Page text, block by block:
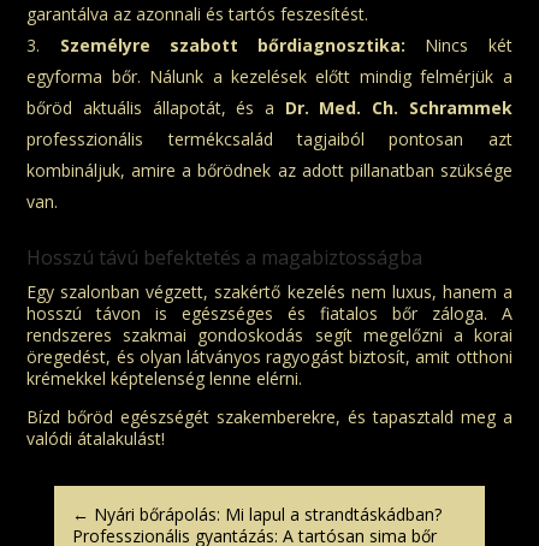
garantálva az azonnali és tartós feszesítést.
Személyre szabott bőrdiagnosztika: Nincs két
egyforma bőr. Nálunk a kezelések előtt mindig felmérjük a
bőröd aktuális állapotát, és a Dr. Med. Ch. Schrammek
professzionális termékcsalád tagjaiból pontosan azt
kombináljuk, amire a bőrödnek az adott pillanatban szüksége
van.
Hosszú távú befektetés a magabiztosságba
Egy szalonban végzett, szakértő kezelés nem luxus, hanem a
hosszú távon is egészséges és fiatalos bőr záloga. A
rendszeres szakmai gondoskodás segít megelőzni a korai
öregedést, és olyan látványos ragyogást biztosít, amit otthoni
krémekkel képtelenség lenne elérni.
Bízd bőröd egészségét szakemberekre, és tapasztald meg a
valódi átalakulást!
← Nyári bőrápolás: Mi lapul a strandtáskádban?
Professzionális gyantázás: A tartósan sima bőr